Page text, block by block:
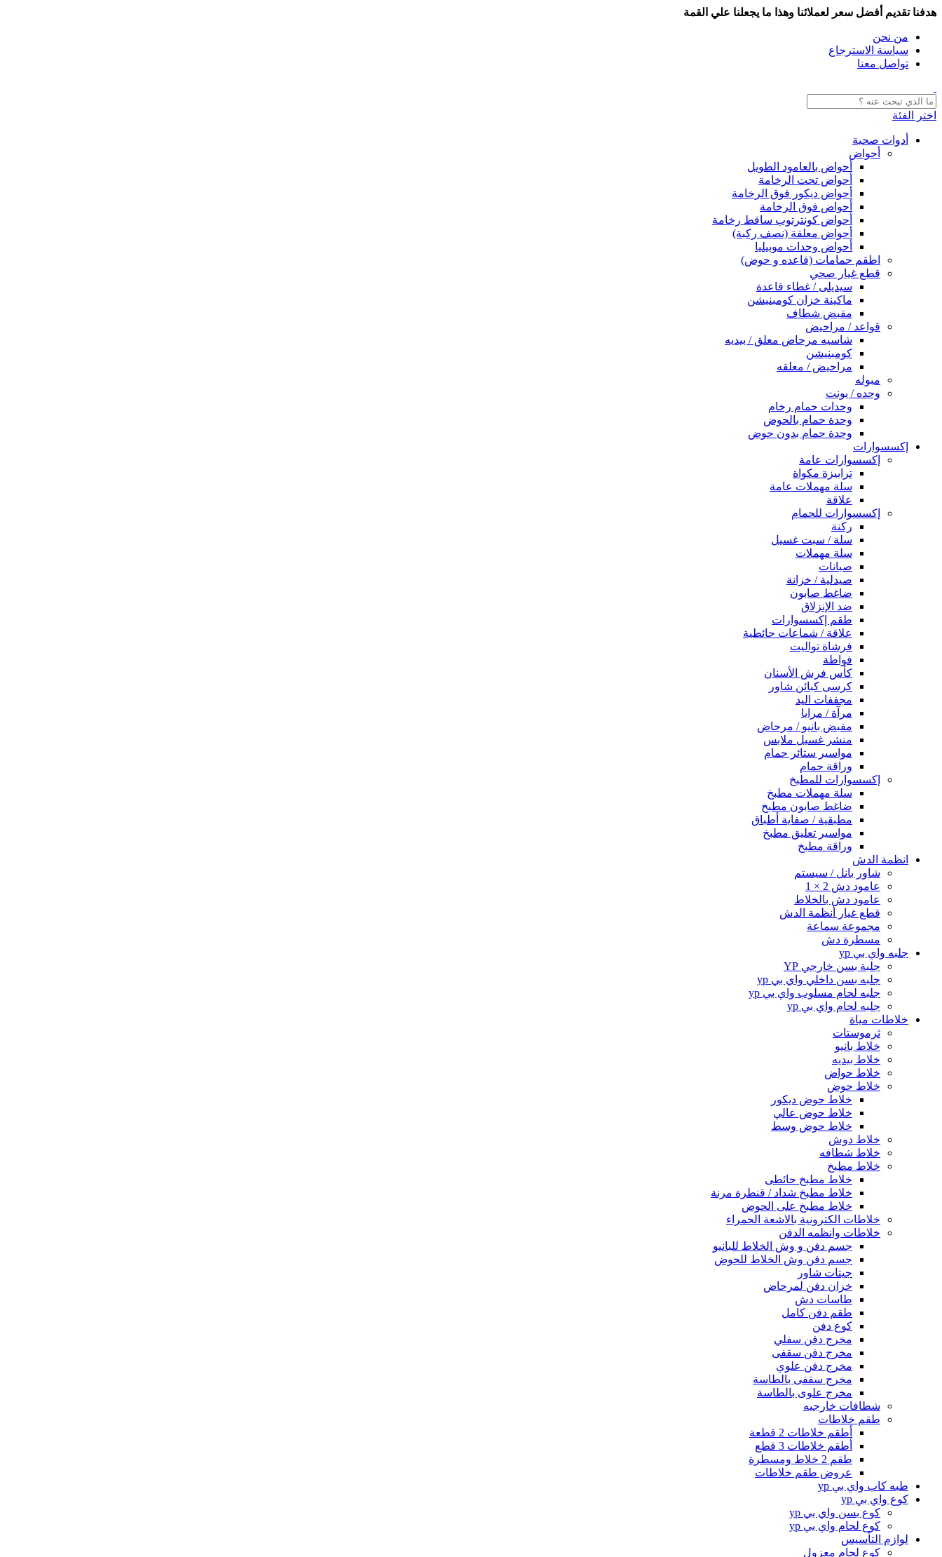
هدفنا تقديم أفضل سعر لعملائنا وهذا ما يجعلنا علي القمة
من نحن
سياسة الاسترجاع
تواصل معنا
اختر الفئة
أدوات صحية
أحواض
أحواض بالعامود الطويل
أحواض تحت الرخامة
أحواض ديكور فوق الرخامة
أحواض فوق الرخامة
أحواض كونترتوب ساقط رخامة
أحواض معلقة (نصف ركبة)
أحواض وحدات موبيليا
اطقم حمامات (قاعده و حوض)
قطع غيار صحي
سيديلى / غطاء قاعدة
ماكينة خزان كومبنيشن
مقبض شطاف
قواعد / مراحيض
شاسيه مرحاض معلق / بيديه
كومبنيشن
مراحيض / معلقه
مبوله
وحده / يونت
وحدات حمام رخام
وحدة حمام بالحوض
وحدة حمام بدون حوض
إكسسوارات
إكسسوارات عامة
ترابيزة مكواة
سلة مهملات عامة
علاقة
إكسسوارات للحمام
ركنة
سلة / سبت غسيل
سلة مهملات
صبانات
صيدلية / خزانة
ضاغط صابون
ضد الإنزلاق
طقم إكسسوارات
علاقة / شماعات حائطية
فرشاة تواليت
فواطة
كأس فرش الأسنان
كرسى كبائن شاور
مجففات اليد
مرآة / مرايا
مقبض بانيو / مرحاض
منشر غسيل ملابس
مواسير ستائر حمام
وراقة حمام
إكسسوارات للمطبخ
سلة مهملات مطبخ
ضاغط صابون مطبخ
مطبقية / صفاية أطباق
مواسير تعليق مطبخ
وراقة مطبخ
انظمة الدش
شاور بانل / سيستم
عامود دش 2 × 1
عامود دش بالخلاط
قطع غيار أنظمة الدش
مجموعة سماعة
مسطرة دش
جلبه واي بي yp
جلبة بسن خارجي YP
جلبه بسن داخلي واي بي yp
جلبه لحام مسلوب واي بي yp
جلبه لحام واي بي yp
خلاطات مياة
ثرموستات
خلاط بانيو
خلاط بيديه
خلاط حواض
خلاط حوض
خلاط حوض ديكور
خلاط حوض عالي
خلاط حوض وسط
خلاط دوش
خلاط شطافه
خلاط مطبخ
خلاط مطبخ حائطى
خلاط مطبخ شداد / قنطرة مرنة
خلاط مطبخ على الحوض
خلاطات الكترونية بالاشعة الحمراء
خلاطات وانظمه الدفن
جسم دفن و وش الخلاط للبانيو
جسم دفن وش الخلاط للحوض
جيتات شاور
خزان دفن لمرحاض
طاسات دش
طقم دفن كامل
كوع دفن
مخرج دفن سفلي
مخرج دفن سقفى
مخرج دفن علوي
مخرج سقفى بالطاسة
مخرج علوى بالطاسة
شطافات خارجيه
طقم خلاطات
أطقم خلاطات 2 قطعة
أطقم خلاطات 3 قطع
طقم 2 خلاط ومسطرة
عروض طقم خلاطات
طبه كاب واي بي yp
كوع واي بي yp
كوع بسن واي بي yp
كوع لحام واي بي yp
لوازم التأسيس
كوع لحام معزول